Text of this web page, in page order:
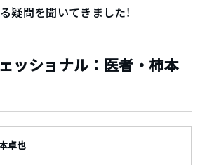
疑問を聞いてきました！
ッショナル：医者・柿本
卓也